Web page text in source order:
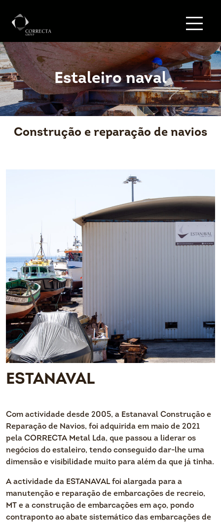
Estaleiro naval
Construção e reparação de navios
ESTANAVAL
Com actividade desde 2005, a Estanaval Construção e
Reparação de Navios, foi adquirida em maio de 2021
pela CORRECTA Metal Lda, que passou a liderar os
negócios do estaleiro, tendo conseguido dar-lhe uma
dimensão e visibilidade muito para além da que já tinha.
A actividade da ESTANAVAL foi alargada para a
manutenção e reparação de embarcações de recreio,
MT e a construção de embarcações em aço, pondo
contraponto ao abate sistemático das embarcações de